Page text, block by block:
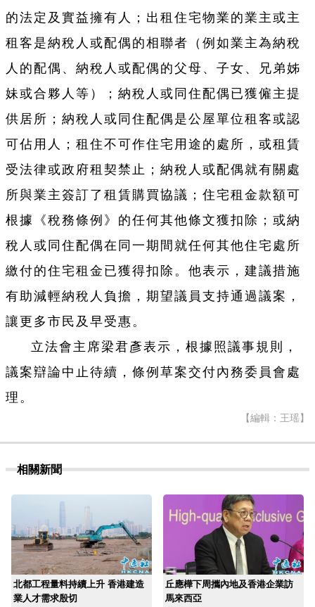
的法定及實益擁有人；出租住宅物業的業主或主
租客是納稅人或配偶的相聯者（例如業主為納稅
人的配偶、納稅人或配偶的父母、子女、兄弟姊
妹或合夥人等）；納稅人或同住配偶已獲僱主提
供居所；納稅人或同住配偶是公屋單位租客或認
可佔用人；租住不可作住宅用途的處所，或租賃
受法律或政府租契禁止；納稅人或配偶就有關處
所與業主簽訂了租賃購買協議；住宅租金款額可
根據《稅務條例》的任何其他條文獲扣除；或納
稅人或同住配偶在同一期間就任何其他住宅處所
繳付的住宅租金已獲得扣除。他表示，建議措施
有助減輕納稅人負擔，期望議員支持通過議案，
讓更多市民及早受惠。
立法會主席梁君彥表示，根據照議事規則，
議案辯論中止待續，條例草案交付內務委員會處
理。
【編輯：王瑶】
相關新聞
北都工程量料持續上升 香港建造
業人才需求殷切
丘應樺下周攜內地及香港企業訪
馬來西亞